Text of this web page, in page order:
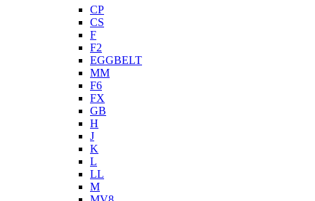
CP
CS
F
F2
EGGBELT
MM
F6
FX
GB
H
J
K
L
LL
M